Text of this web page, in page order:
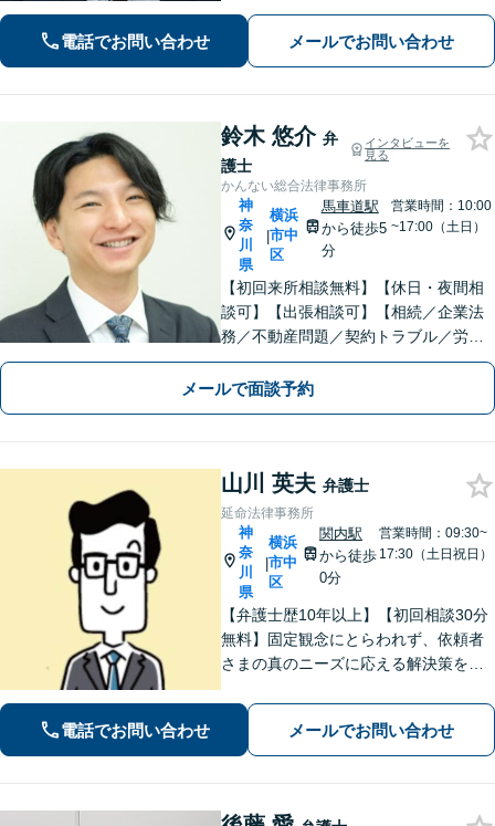
【夜間/休日対応可能】
電話でお問い合わせ メールでお問い合わせ
鈴木 悠介 弁
護士
インタビューを
見る
かんない総合法律事務所
神
奈
川
県
|
横浜
市中
区
馬車道駅
から徒歩5
分
営業時間：10:00
~17:00（土日）
【初回来所相談無料】【休日・夜間相
談可】【出張相談可】【相続／企業法
務／不動産問題／契約トラブル／労働
問題等】お気軽にお問い合わせくださ
い【馬車道駅5分】
メールで面談予約
山川 英夫 弁護士
延命法律事務所
神
奈
川
県
|
横浜
市中
区
関内駅
から徒歩
0分
営業時間：09:30~
17:30（土日祝日）
【弁護士歴10年以上】【初回相談30分
無料】固定観念にとらわれず、依頼者
さまの真のニーズに応える解決策を導
士業との連携で不動産トラブルや相続
問題にワンストップの対応も可能【WE
B面談対応】【関内駅3分】
電話でお問い合わせ メールでお問い合わせ